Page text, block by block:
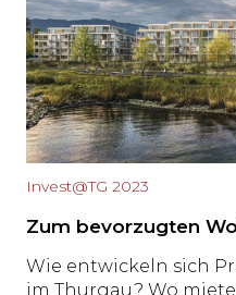
Invest@TG 2023
Zum bevorzugten
Wie entwickeln sich
im Thurgau? Wo